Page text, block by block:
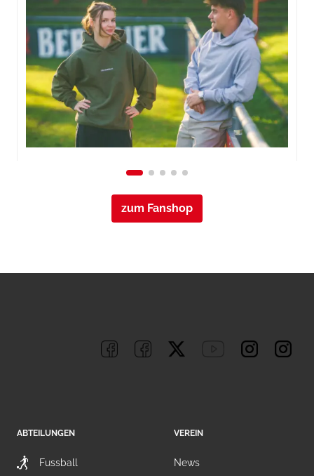
zum Fanshop
ABTEILUNGEN
Fussball
VEREIN
News